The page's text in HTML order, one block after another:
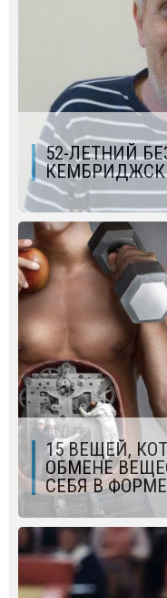
52-ЛЕТНИЙ
15 ВЕЩЕЙ,
ОБМЕНЕ
СЕБЯ В ФОРМЕ